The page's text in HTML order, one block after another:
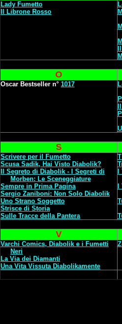
Lady Fumetto
Il Librone Rosso
O
Oscar Bestseller n° 1017
S
Scrivere per il Fumetto
Scusa Sadik, Hai Visto Diabolik?
Il Segreto di Diabolik - I Segreti di
Morben: Le Sceneggiature
Sempre in Prima Pagina
Sergio Zaniboni: Non Solo Diabolik
Uno Strano Soggetto
Strisce di Storia
Sulle Tracce della Pantera
V
Varchi Comics, Diabolik e i Fumetti
Neri
La Via dei Diamanti
Una Vita Vissuta Diabolikamente